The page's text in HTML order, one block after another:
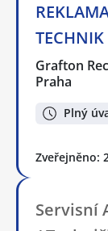
Grafton
Praha
Plný
Zveřejněno:
Servisní